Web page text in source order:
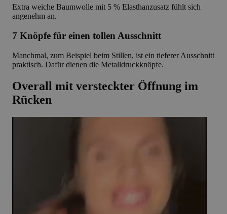
Extra weiche Baumwolle mit 5 % Elasthanzusatz fühlt sich
angenehm an.
7 Knöpfe für einen tollen Ausschnitt
Manchmal, zum Beispiel beim Stillen, ist ein tieferer Ausschnitt
praktisch. Dafür dienen die Metalldruckknöpfe.
Overall mit versteckter Öffnung im
Rücken